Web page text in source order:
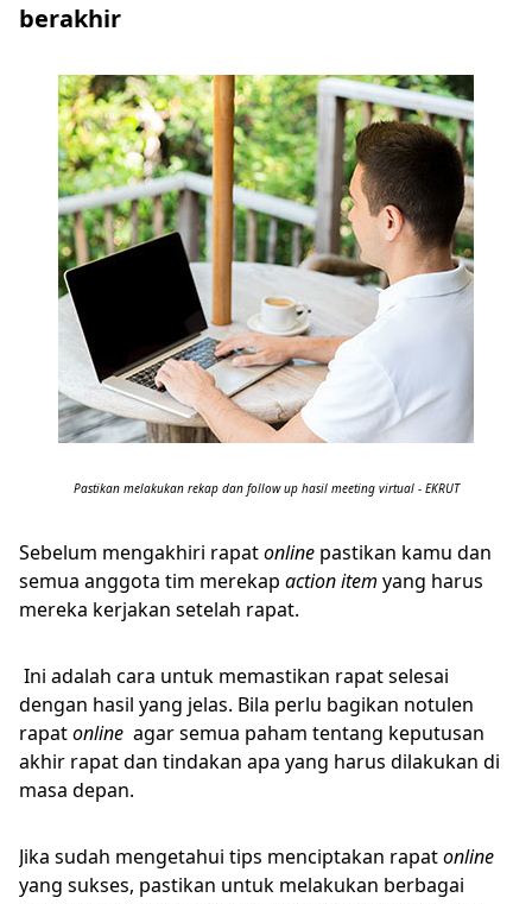
berakhir
Pastikan melakukan rekap dan follow up hasil meeting virtual - EKRUT
Sebelum mengakhiri rapatonline pastikan kamu dan
semua anggota tim merekap action item yang harus
mereka kerjakan setelah rapat.
Ini adalah cara untuk memastikan rapat selesai
dengan hasil yang jelas. Bila perlu bagikan notulen
rapatonline agar semua paham tentang keputusan
akhir rapat dan tindakan apa yang harus dilakukan di
masa depan.
Jika sudah mengetahui tips menciptakan rapatonline
yang sukses, pastikan untuk melakukan berbagai